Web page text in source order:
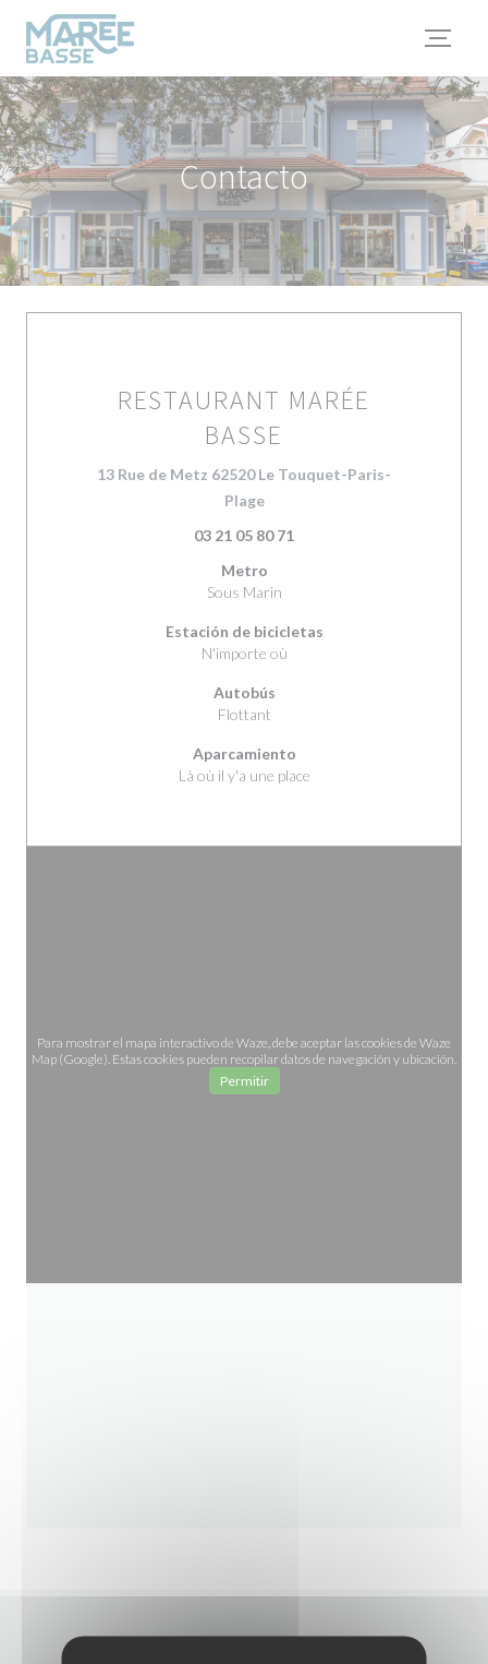
Personalización de sus opciones de cookies
Contacto
RESTAURANT MARÉE
BASSE
13 Rue de Metz 62520 Le Touquet-Paris-
Plage((abre en una nueva ventana))
03 21 05 80 71
Metro
Sous Marin
Estación de bicicletas
N'importe où
Autobús
Flottant
Aparcamiento
Là où il y'a une place
Para mostrar el mapa interactivo de Waze, debe aceptar las cookies de Waze
Map (Google). Estas cookies pueden recopilar datos de navegación y ubicación.
Permitir